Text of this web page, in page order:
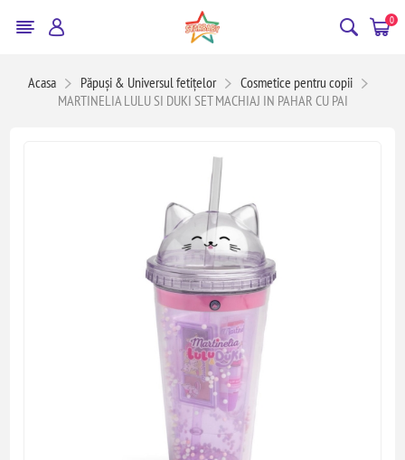
0
Acasa Păpuși & Universul fetițelor
Cosmetice pentru copii
MARTINELIA LULU SI DUKI SET MACHIAJ IN PAHAR CU PAI